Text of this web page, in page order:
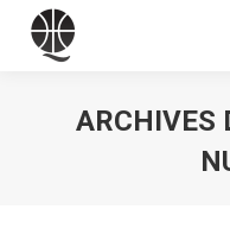
ARCHIVES